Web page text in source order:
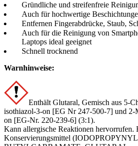
Gründliche und streifenfreie
Auch für hochwertige
Entfernen Fingerabdrücke, Staub,
Auch für die Reinigung von
Laptops ideal geeignet
Schnell trocknend
Warnhinweise:
Enthält Glutaral, Gemisch aus 5-
isothiazol-3-on [EG Nr 247-500-7] und
on [EG-Nr. 220-239-6] (3:1).
Kann allergische Reaktionen hervorrufen.
Konservierungsmittel (IODOPROPYNYL